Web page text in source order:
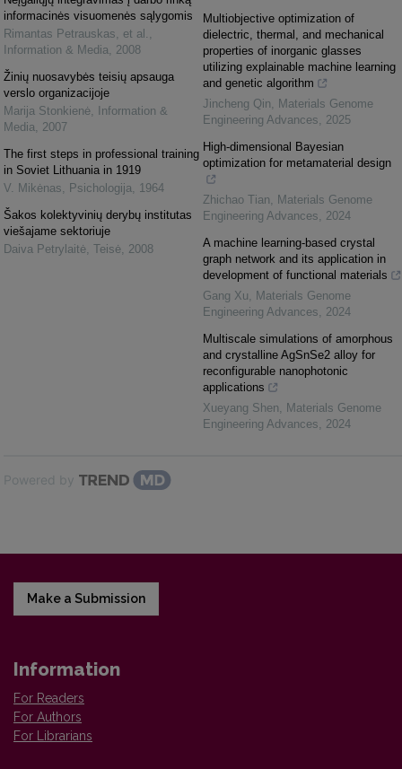
informacinės visuomenės sąlygomis
Rimantas Petrauskas, et al. ,
Information & Media, 2008
Žinių nuosavybės teisių apsauga
verslo organizacijoje
Marija Stonkienė,
Information &
Media, 2007
The first steps in professional training
in Soviet Lithuania in 1919
V. Mikėnas, Psichologija, 1964
Šakos kolektyvinių derybų institutas
viešajame sektoriuje
Daiva Petrylaitė, Teisė, 2008
Multiobjective optimization of
dielectric, thermal, and mechanical
properties of inorganic glasses
utilizing explainable machine learning
and genetic algorithm
Jincheng Qin, Materials Genome
Engineering Advances, 2025
High-dimensional Bayesian
optimization for metamaterial design
Zhichao Tian, Materials Genome
Engineering Advances, 2024
A machine learning-based crystal
graph network and its application in
development of functional materials
Gang Xu, Materials Genome
Engineering Advances, 2024
Multiscale simulations of amorphous
and crystalline AgSnSe2 alloy for
reconfigurable nanophotonic
applications
Xueyang Shen, Materials Genome
Engineering Advances, 2024
Powered by
Make a Submission
Information
For Readers
For Authors
For Librarians